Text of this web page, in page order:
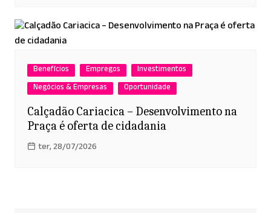
Benefícios Empregos
Investimentos
Negócios & Empresas
Oportunidade
Calçadão Cariacica – Desenvolvimento na
Praça é oferta de cidadania
ter, 28/07/2026